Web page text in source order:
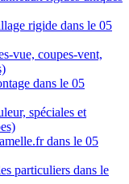
rigide dans le 05
vue, coupes-vent,
dans le 05
spéciales et
dans le 05
particuliers dans le